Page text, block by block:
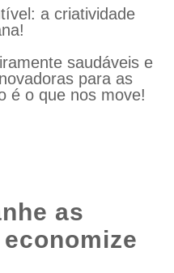
a criatividade
saudáveis e
para as
é o que nos move!
as